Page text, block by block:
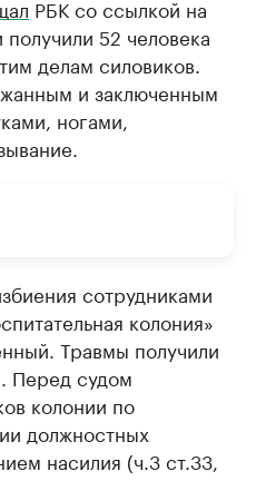
РБК со ссылкой на
52 человека
делам силовиков.
и заключенным
ногами,
сотрудниками
колония»
Травмы получили
Перед судом
колонии по
должностных
насилия (ч.3 ст.33,